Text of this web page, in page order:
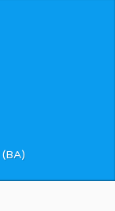
(BA)